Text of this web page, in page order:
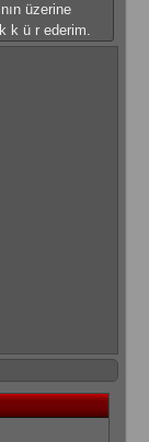
üzerine
k ü r ederim.